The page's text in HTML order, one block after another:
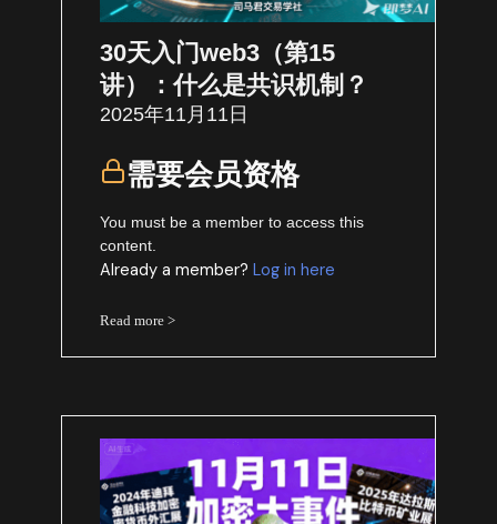
30天入门web3（第15
讲）：什么是共识机制？
2025年11月11日
需要会员资格
You must be a member to access this
content.
Already a member?Log in here
Read more >